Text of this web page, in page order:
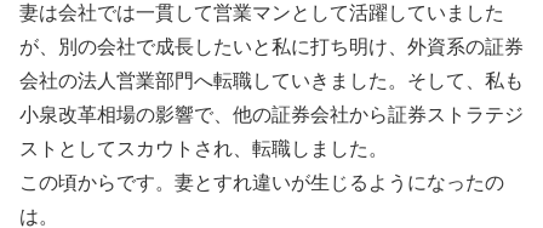
妻は会社では一貫して営業マンとして活躍していました
が、別の会社で成長したいと私に打ち明け、外資系の証券
会社の法人営業部門へ転職していきました。そして、私も
小泉改革相場の影響で、他の証券会社から証券ストラテジ
ストとしてスカウトされ、転職しました。
この頃からです。妻とすれ違いが生じるようになったの
は。